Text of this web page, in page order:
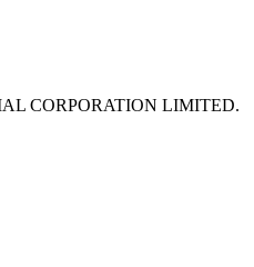
CORPORATION LIMITED.